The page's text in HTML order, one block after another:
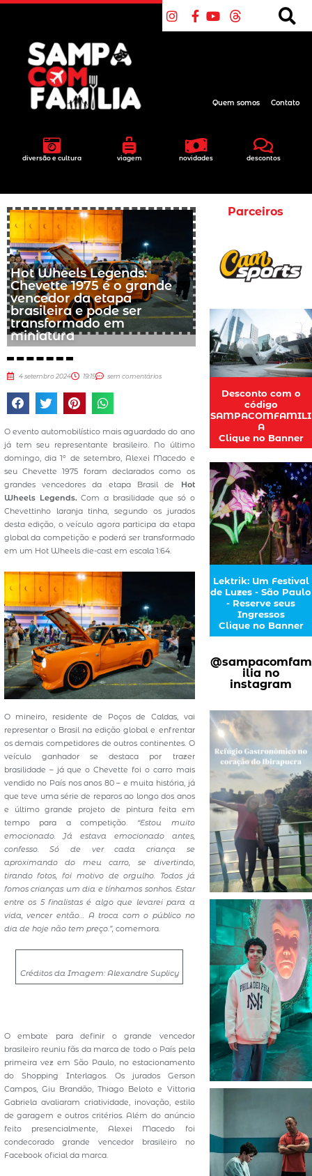
diversão e cultura viagem novidades descontos
Quem somos Contato
Hot Wheels Legends:
Chevette 1975 é o grande
vencedor da etapa
brasileira e pode ser
transformado em
miniatura
4 setembro 2024 19:15 sem comentários
O evento automobilístico mais aguardado do ano
já tem seu representante brasileiro. No último
domingo, dia 1º de setembro, Alexei Macedo e
seu Chevette 1975 foram declarados como os
grandes vencedores da etapa Brasil de
Hot
Wheels Legends. Com a brasilidade que só o
Chevettinho laranja tinha, segundo os jurados
desta edição, o veículo agora participa da etapa
global da competição e poderá ser transformado
em um Hot Wheels die-cast em escala 1:64.
O mineiro, residente de Poços de Caldas, vai
representar o Brasil na edição global e enfrentar
os demais competidores de outros continentes. O
veículo ganhador se destaca por trazer
brasilidade – já que o Chevette foi o carro mais
vendido no País nos anos 80 – e muita história, já
que teve uma série de reparos ao longo dos anos
e último grande projeto de pintura feita em
tempo para a competição. “Estou muito
emocionado. Já estava emocionado antes,
confesso. Só de ver cada criança se
aproximando do meu carro, se divertindo,
tirando fotos, foi motivo de orgulho. Todos já
fomos crianças um dia e tínhamos sonhos. Estar
entre os 5 finalistas é algo que levarei para a
vida, vencer então… A troca com o público no
dia de hoje não tem preço.”, comemora.
Créditos da Imagem: Alexandre Suplicy
O embate para definir o grande vencedor
brasileiro reuniu fãs da marca de todo o País pela
primeira vez em São Paulo, no estacionamento
do Shopping Interlagos. Os jurados Gerson
Campos, Giu Brandão, Thiago Beloto e Vittoria
Gabriela avaliaram criatividade, inovação, estilo
de garagem e outros critérios. Além do anúncio
feito presencialmente, Alexei Macedo foi
condecorado grande vencedor brasileiro no
Facebook oficial da marca.
Parceiros
Desconto com o
código
SAMPACOMFAMILI
A
Clique no Banner
Lektrik: Um Festival
de Luzes - São Paulo
- Reserve seus
Ingressos
Clique no Banner
@sampacomfam
ilia no
instagram